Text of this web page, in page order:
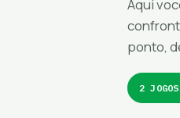
Aqui
ponto,
2